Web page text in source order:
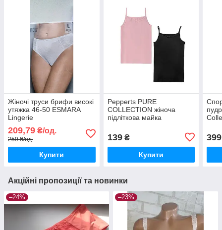
Жіночі труси брифи високі
утяжка 46-50 ESMARA
Lingerie
209,79 ₴/од.
259 ₴/од.
Купити
Pepperts PURE
COLLECTION жіноча
підліткова майка
139₴
Купити
399
Акційні пропозиції та новинки
–24% –23%